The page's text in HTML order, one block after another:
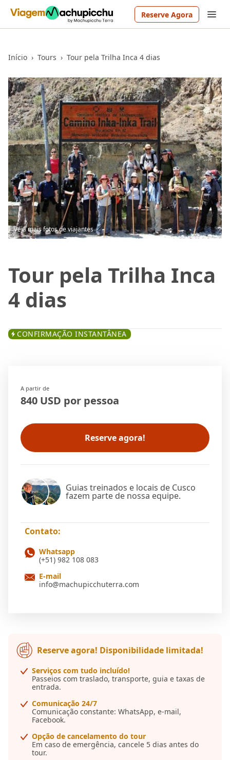
Reserve Agora
A partir de
840 USD por pessoa
Reserve agora!
Guias treinados e locais de Cusco
fazem parte de nossa equipe.
Contato:
Whatsapp
(+51) 982 108 083
E-mail
info@machupicchuterra.com
Reserve agora! Disponibilidade limitada!
Serviços com tudo incluído!
Passeios com traslado, transporte, guia e taxas de
entrada.
Comunicação 24/7
Comunicação constante: WhatsApp, e-mail,
Facebook.
Opção de cancelamento do tour
Em caso de emergência, cancele 5 dias antes do
tour.
Início › Tours › Tour pela Trilha Inca 4 dias
Veja mais fotos de viajantes
Tour pela Trilha Inca
4 dias
CONFIRMAÇÃO INSTANTÂNEA